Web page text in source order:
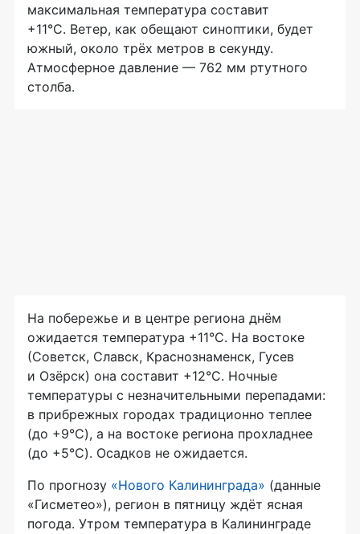
максимальная температура составит
+11°C. Ветер, как обещают синоптики, будет
южный, около трёх метров в секунду.
Атмосферное давление — 762 мм ртутного
столба.
На побережье и в центре региона днём
ожидается температура +11°C. На востоке
(Советск, Славск, Краснознаменск, Гусев
и Озёрск) она составит +12°C. Ночные
температуры с незначительными перепадами:
в прибрежных городах традиционно теплее
(до +9°C), а на востоке региона прохладнее
(до +5°C). Осадков не ожидается.
По прогнозу «Нового Калининграда» (данные
«Гисметео»), регион в пятницу ждёт ясная
погода. Утром температура в Калининграде